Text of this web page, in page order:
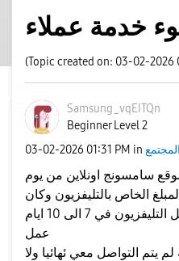
خدمة عملاء
(Topic created on: 03-02-2026
Samsung_vqEITQn
Beginner Level 2
‎03-02-2026 01:31 PM in
سامسونج اونلاين من يوم
الخاص بالتليفزيون وكان
من المفترض ان يتم توصيل التليفزيون في 7 الى 10 ايام
عمل
يتم التواصل معي ئهائيا ولا